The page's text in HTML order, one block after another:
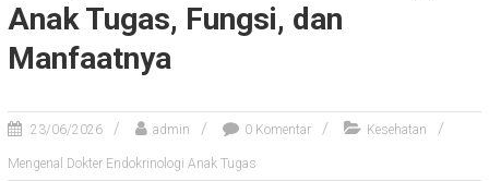
Anak Tugas, Fungsi, dan
Manfaatnya
23/06/2026 admin 0 Komentar Kesehatan
Mengenal Dokter Endokrinologi Anak Tugas